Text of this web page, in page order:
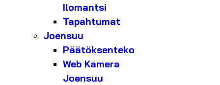
Ilomantsi
Tapahtumat
Joensuu
Päätöksenteko
Web Kamera
Joensuu